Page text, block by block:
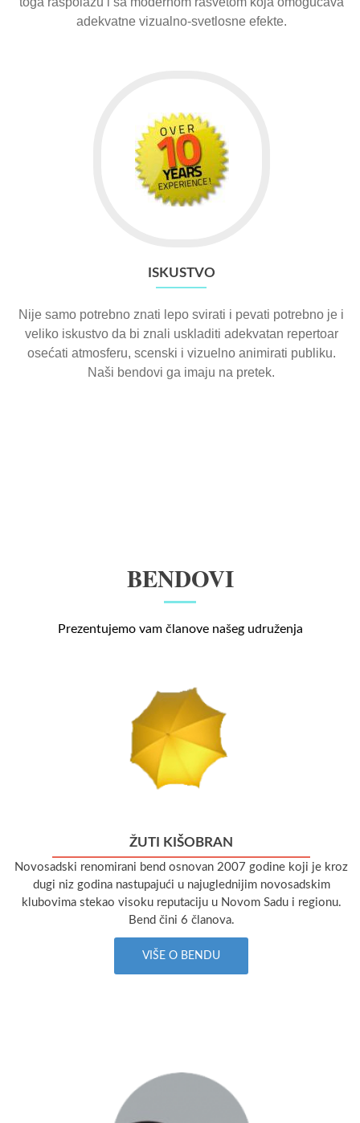
adekvatne vizualno-svetlosne efekte.
ISKUSTVO
Nije samo potrebno znati lepo svirati i pevati potrebno je i
veliko iskustvo da bi znali uskladiti adekvatan repertoar
osećati atmosferu, scenski i vizuelno animirati publiku.
Naši bendovi ga imaju na pretek.
BENDOVI
Prezentujemo vam članove našeg udruženja
ŽUTI KIŠOBRAN
Novosadski renomirani bend osnovan 2007 godine koji je kroz
dugi niz godina nastupajući u najuglednijim novosadskim
klubovima stekao visoku reputaciju u Novom Sadu i regionu.
Bend čini 6 članova.
VIŠE O BENDU